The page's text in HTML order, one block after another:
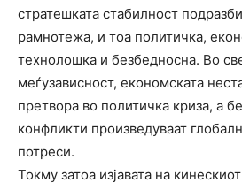
стратешката стабилност
рамнотежа, и тоа политичка,
технолошка и безбедносна. Во
меѓузависност, економската
претвора во политичка криза, а
конфликти произведуваат
потреси.
Токму затоа изјавата на